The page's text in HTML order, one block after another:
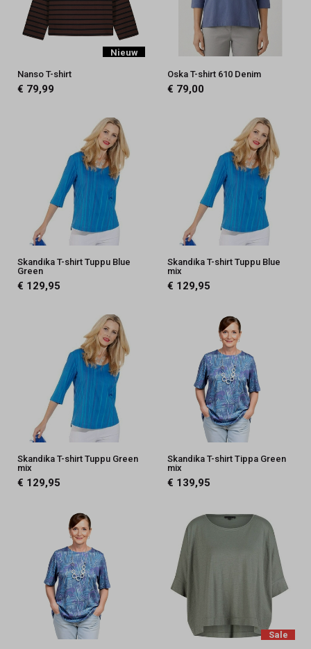
Nieuw
Nanso T-shirt
€ 79,99
Oska T-shirt 610 Denim
€ 79,00
Skandika T-shirt Tuppu Blue
Green
€ 129,95
Skandika T-shirt Tuppu Blue
mix
€ 129,95
Skandika T-shirt Tuppu Green
mix
€ 129,95
Skandika T-shirt Tippa Green
mix
€ 139,95
Sale